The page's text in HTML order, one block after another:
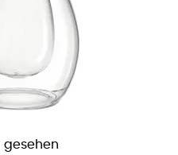
gesehen